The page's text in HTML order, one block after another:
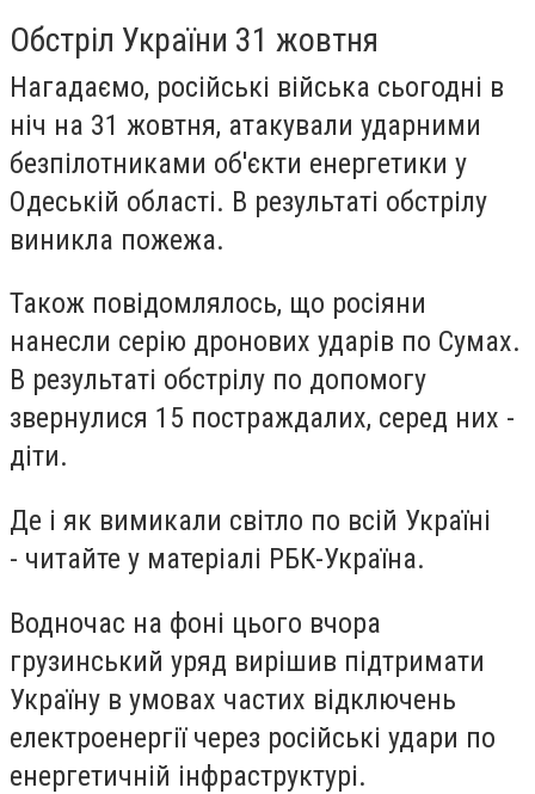
Обстріл України 31 жовтня
Нагадаємо, російські війська сьогодні в
ніч на 31 жовтня, атакували ударними
безпілотниками об'єкти енергетики у
Одеській області. В результаті обстрілу
виникла пожежа.
Також повідомлялось, що росіяни
нанесли серію дронових ударів по Сумах.
В результаті обстрілу по допомогу
звернулися 15 постраждалих, серед них -
діти.
Де і як вимикали світло по всій Україні
- читайте у матеріалі РБК-Україна.
Водночас на фоні цього вчора
грузинський уряд вирішив підтримати
Україну в умовах частих відключень
електроенергії через російські удари по
енергетичній інфраструктурі.